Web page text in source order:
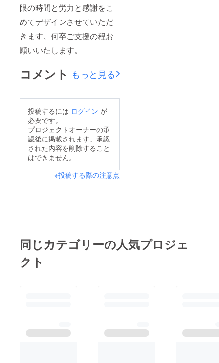
限の時間と労力と感謝をこ
めてデザインさせていただ
きます。何卒ご支援の程お
願いいたします。
コメント もっと見る
投稿するには ログイン が
必要です。
プロジェクトオーナーの承
認後に掲載されます。承認
された内容を削除すること
はできません。
※投稿する際の注意点
同じカテゴリーの人気プロジェ
クト